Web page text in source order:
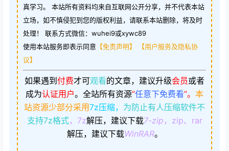
真学习。 本站所有资料均来自互联网公开分享，并不代表本站
立场，如不慎侵犯到您的版权利益，请联系本站删除，将及时
处理！ 联系方式微信：wuhei9或xywc89
使用本站服务即表示同意 【免责声明】
【用户服务及隐私协
议】
如果遇到 付费才可观看的文章，建议升级会员或者
成为认证用户。 全站所有资源“任意下免费看”。 本
站资源少部分采用7z压缩， 为防止有人压缩软件不
支持7z格式，7z解压，建议下载7-zip ，zip、rar
解压，建议下载WinRAR。